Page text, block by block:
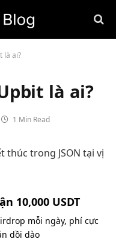
là ai?
là ai?
1 Min Read
thúc trong JSON tại vị
10,000 USDT
mỗi ngày, phí cực
dồi dào